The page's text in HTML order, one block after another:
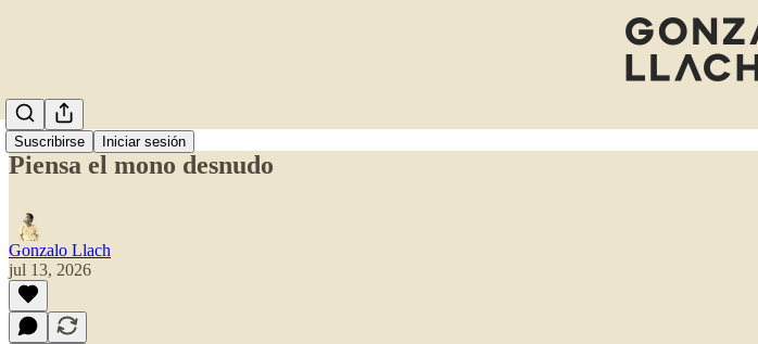
Suscribirse Iniciar sesión
Piensa el mono desnudo
Gonzalo Llach
jul 13, 2026